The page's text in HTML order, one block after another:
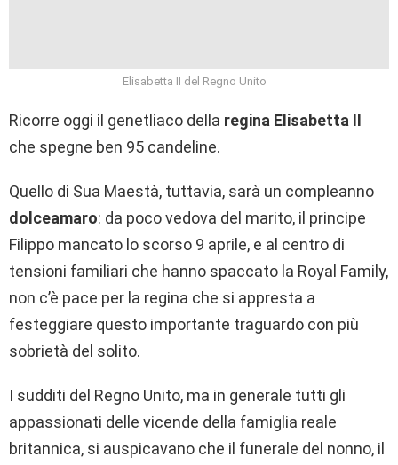
Elisabetta II del Regno Unito
Ricorre oggi il genetliaco della regina Elisabetta II
che spegne ben 95 candeline.
Quello di Sua Maestà, tuttavia, sarà un compleanno
dolceamaro: da poco vedova del marito, il principe
Filippo mancato lo scorso 9 aprile, e al centro di
tensioni familiari che hanno spaccato la Royal Family,
non c’è pace per la regina che si appresta a
festeggiare questo importante traguardo con più
sobrietà del solito.
I sudditi del Regno Unito, ma in generale tutti gli
appassionati delle vicende della famiglia reale
britannica, si auspicavano che il funerale del nonno, il